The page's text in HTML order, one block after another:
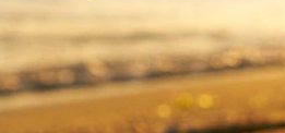
aufnehmen